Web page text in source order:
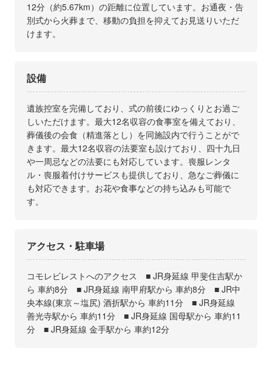
12分（約5.67km）の距離に位置しています。お通夜・告
別式から火葬まで、移動の負担を抑えてお見送りいただ
けます。
設備
遺族控室を完備しており、式の前後にゆっくりとお過ご
しいただけます。最大12名収容の食事室を備えており、
葬儀後の会食（精進落とし）を同施設内で行うことがで
きます。最大12名収容の法要室も設けており、四十九日
や一周忌などの法要にも対応しています。喪服レンタ
ル・喪服着付けサービスも提供しており、急なご葬儀に
も対応できます。お花や食事などの持ち込みも可能で
す。
アクセス・駐車場
コモレビレストへのアクセス ■ JR身延線 甲斐住吉駅か
ら 車約8分 ■ JR身延線 南甲府駅から 車約8分 ■ JR中
央本線(東京～塩尻) 酒折駅から 車約11分 ■ JR身延線
善光寺駅から 車約11分 ■ JR身延線 国母駅から 車約11
分 ■ JR身延線 金手駅から 車約12分